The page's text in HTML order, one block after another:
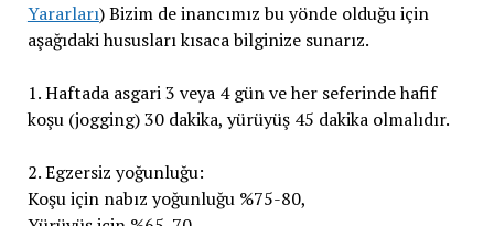
Yararları) Bizim de inancımız bu yönde olduğu için
aşağıdaki hususları kısaca bilginize sunarız.
1. Haftada asgari 3 veya 4 gün ve her seferinde hafif
koşu (jogging) 30 dakika, yürüyüş 45 dakika olmalıdır.
2. Egzersiz yoğunluğu:
Koşu için nabız yoğunluğu %75-80,